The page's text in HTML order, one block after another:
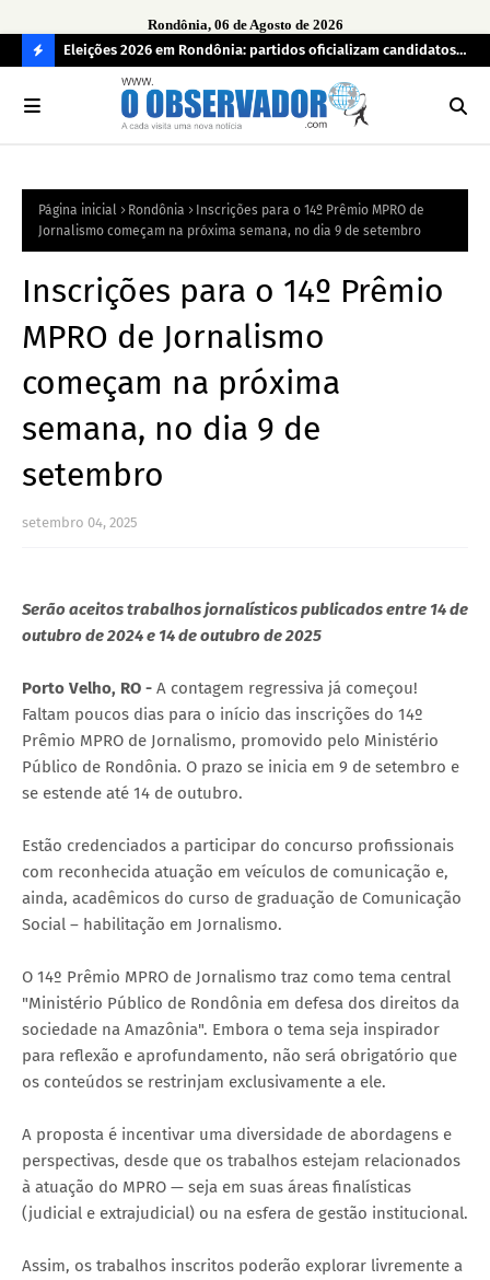
Rondônia, 06 de Agosto de 2026
O
R
Eleições 2026 em Rondônia: partidos oficializam candidatos a
deputado estadual, partidos não conseguem formar chapas
completas
Página inicial Rondônia
Inscrições para o 14º Prêmio MPRO de
Jornalismo começam na próxima semana, no dia 9 de setembro
Inscrições para o 14º Prêmio
MPRO de Jornalismo
começam na próxima
semana, no dia 9 de
setembro
setembro 04, 2025
Serão aceitos trabalhos jornalísticos publicados entre 14 de
outubro de 2024 e 14 de outubro de 2025
Porto Velho, RO - A contagem regressiva já começou!
Faltam poucos dias para o início das inscrições do 14º
Prêmio MPRO de Jornalismo, promovido pelo Ministério
Público de Rondônia. O prazo se inicia em 9 de setembro e
se estende até 14 de outubro.
Estão credenciados a participar do concurso profissionais
com reconhecida atuação em veículos de comunicação e,
ainda, acadêmicos do curso de graduação de Comunicação
Social – habilitação em Jornalismo.
O 14º Prêmio MPRO de Jornalismo traz como tema central
"Ministério Público de Rondônia em defesa dos direitos da
sociedade na Amazônia". Embora o tema seja inspirador
para reflexão e aprofundamento, não será obrigatório que
os conteúdos se restrinjam exclusivamente a ele.
A proposta é incentivar uma diversidade de abordagens e
perspectivas, desde que os trabalhos estejam relacionados
à atuação do MPRO — seja em suas áreas finalísticas
(judicial e extrajudicial) ou na esfera de gestão institucional.
Assim, os trabalhos inscritos poderão explorar livremente a